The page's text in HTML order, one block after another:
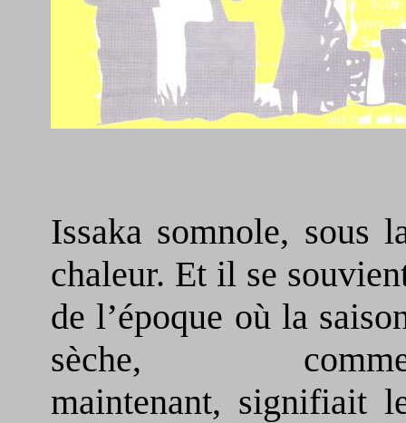
Issaka somnole, sous
chaleur. Et il se
de l’époque où la
sèche,
maintenant, signifiait